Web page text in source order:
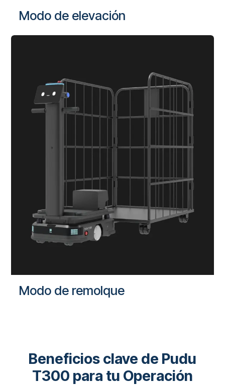
Modo de elevación
Modo de remolque
Beneficios clave de Pudu
T300 para tu Operación